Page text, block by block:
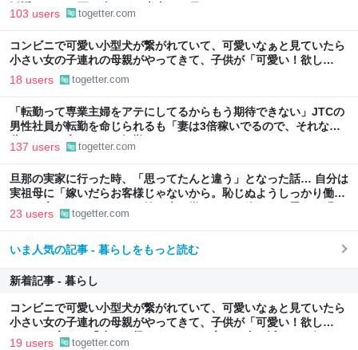
勧誘はやたら圧が強いが、本当にお得なの？
103 users togetter.com
コンビニで可愛い小型犬が繋がれていて、可愛いなぁと見ていたら
小さい女の子連れの母親がやってきて、子供が「可愛い！欲し
い！」と言うと「連れて帰ろうか？」と言って犬に近づいて行った
18 users togetter.com
「転勤って専業主婦をアテにしてるからもう期待できない」JTCの
男性社員が転勤を命じられるも「妻は3倍稼いでるので、それなら
辞める」と言ったら、転勤がなくなった
137 users togetter.com
旦那の実家に行った時、「思ってたんと違う」となった話… 自分は
実祖母に「嫁いだらお客様じゃないから。恥じぬようしっかり働
け」と言われていたので、嫁ぎ先で嫌われたら終わりと思い、張り
切っていた
23 users togetter.com
いま人気の記事 - 暮らしをもっと読む
新着記事 - 暮らし
コンビニで可愛い小型犬が繋がれていて、可愛いなぁと見ていたら
小さい女の子連れの母親がやってきて、子供が「可愛い！欲し
い！」と言うと「連れて帰ろうか？」と言って犬に近づいて行った
19 users togetter.com